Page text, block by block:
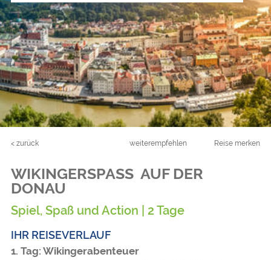
< zurück weiterempfehlen Reise merken
WIKINGERSPASS ­ AUF DER D
ONAU
Spiel, Spaß und Action | 2 Tage
IHR REISEVERLAUF
1. Tag: Wikinger­abenteuer